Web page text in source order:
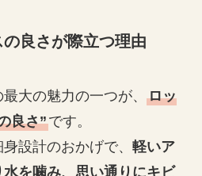
良さが際立つ理由
大の魅力の一つが、 ロッ
良さ”です。
設計のおかげで、 軽いア
を噛み、思い通りにキビ